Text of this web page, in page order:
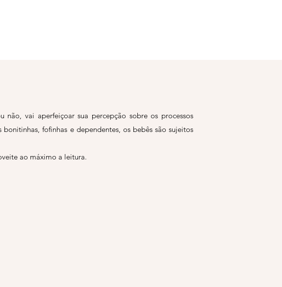
vai aperfeiçoar sua percepção sobre os processos
fofinhas e dependentes, os bebês são sujeitos
ao máximo a leitura.